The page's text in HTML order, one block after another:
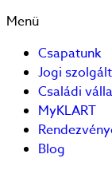
Menü
Csapatunk
Jogi
Családi
MyKLART
Blog